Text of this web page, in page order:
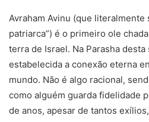
Avraham Avinu (que literalmente
patriarca”) é o primeiro ole
terra de Israel. Na Parasha desta
estabelecida a conexão eterna
mundo. Não é algo racional,
como alguém guarda fidelidade
de anos, apesar de tantos